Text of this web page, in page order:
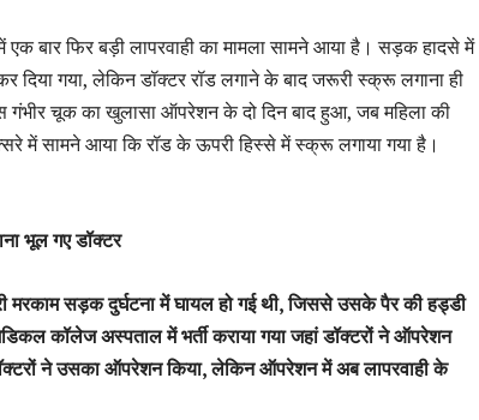
बार फिर बड़ी लापरवाही का मामला सामने आया है। सड़क हादसे में
दिया गया, लेकिन डॉक्टर रॉड लगाने के बाद जरूरी स्क्रू लगाना ही
गंभीर चूक का खुलासा ऑपरेशन के दो दिन बाद हुआ, जब महिला की
में सामने आया कि रॉड के ऊपरी हिस्से में स्क्रू लगाया गया है।
भूल गए डॉक्टर
मरकाम सड़क दुर्घटना में घायल हो गई थी, जिससे उसके पैर की हड्डी
कॉलेज अस्पताल में भर्ती कराया गया जहां डॉक्टरों ने ऑपरेशन
ने उसका ऑपरेशन किया, लेकिन ऑपरेशन में अब लापरवाही के